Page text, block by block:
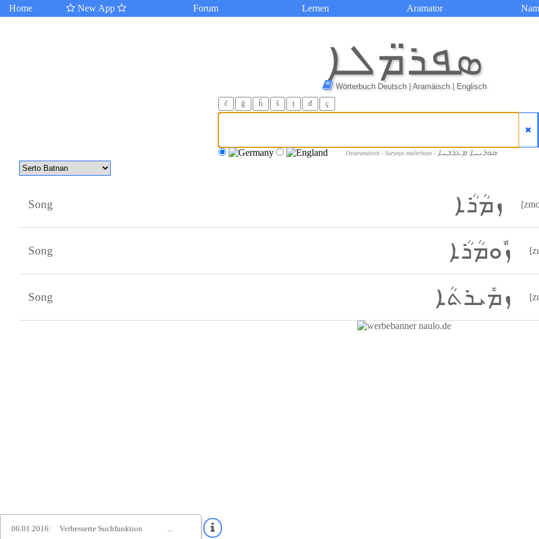
Home New App Forum Lernen Aramator
ܣܦܪ̈ܡܠܐ
Wörterbuch Deutsch | Aramäisch | Englisch
ĉ ğ ĥ ŝ ț đ ç
Ostaramäisch - Suryoyo maĉerboyo - ܣܘܪܝܝܐ ܡܥܪܒܝܐ
Song ܙܡܳܪܳܐ
Song ܙܽܘܡܳܪܳܐ
Song ܙܡܺܝܪܬܳܐ
06.01.2016: Verbesserte Suchfunktion ...